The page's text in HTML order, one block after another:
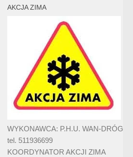
AKCJA ZIMA
WYKONAWCA: P.H.U. WAN-DRÓG
tel. 511936699
KOORDYNATOR AKCJI ZIMA